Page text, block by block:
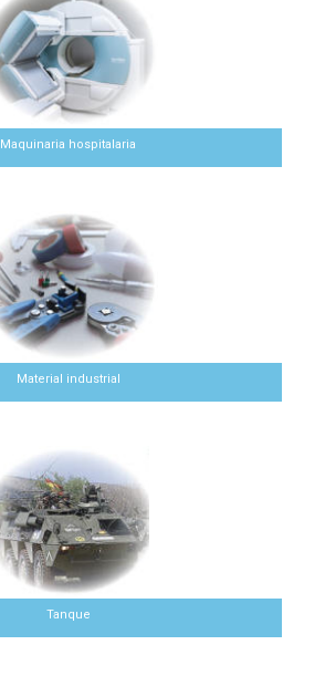
Maquinaria hospitalaria
Material industrial
Tanque